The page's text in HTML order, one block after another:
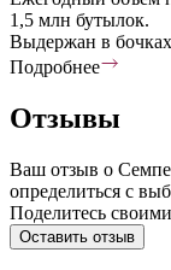
1,5 млн бутылок.
Выдержан в бочках
Подробнее
Отзывы
Ваш отзыв о
определиться с
Поделитесь
Оставить отзыв